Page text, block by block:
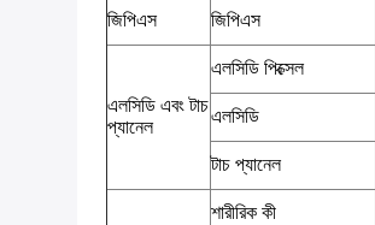
জিপিএস জিপিএস
এলসিডি এবং টাচ
প্যানেল
এলসিডি পিক্সেল
এলসিডি
টাচ প্যানেল
শারীরিক কী